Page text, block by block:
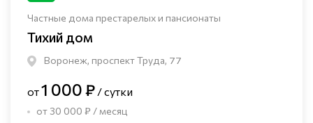
Частные дома престарелых и пансионаты
Тихий дом
Воронеж, проспект Труда, 77
от1 000 ₽ / сутки
от 30 000 ₽ / месяц